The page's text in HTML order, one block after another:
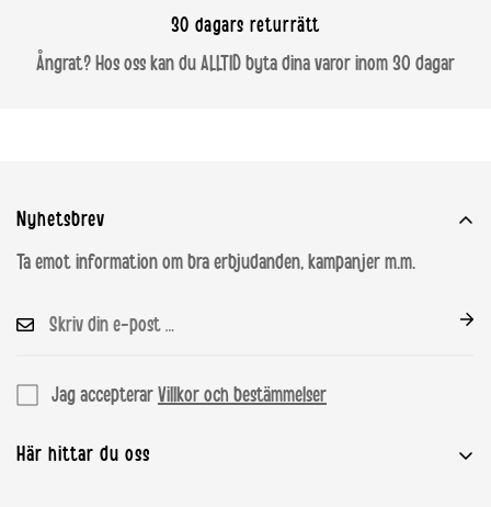
30 dagars returrätt
Ångrat? Hos oss kan du ALLTID byta dina varor inom 30 dagar
Här hittar du oss
Nyhetsbrev
Ta emot information om bra erbjudanden, kampanjer m.m.
Jag accepterar Villkor och bestämmelser